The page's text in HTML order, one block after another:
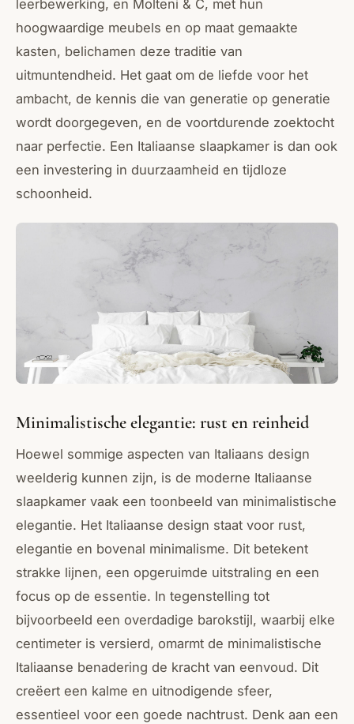
leerbewerking, en Molteni & C, met hun
hoogwaardige meubels en op maat gemaakte
kasten, belichamen deze traditie van
uitmuntendheid. Het gaat om de liefde voor het
ambacht, de kennis die van generatie op generatie
wordt doorgegeven, en de voortdurende zoektocht
naar perfectie. Een Italiaanse slaapkamer is dan ook
een investering in duurzaamheid en tijdloze
schoonheid.
Minimalistische elegantie: rust en reinheid
Hoewel sommige aspecten van Italiaans design
weelderig kunnen zijn, is de moderne Italiaanse
slaapkamer vaak een toonbeeld van minimalistische
elegantie. Het Italiaanse design staat voor rust,
elegantie en bovenal minimalisme. Dit betekent
strakke lijnen, een opgeruimde uitstraling en een
focus op de essentie. In tegenstelling tot
bijvoorbeeld een overdadige barokstijl, waarbij elke
centimeter is versierd, omarmt de minimalistische
Italiaanse benadering de kracht van eenvoud. Dit
creëert een kalme en uitnodigende sfeer,
essentieel voor een goede nachtrust. Denk aan een